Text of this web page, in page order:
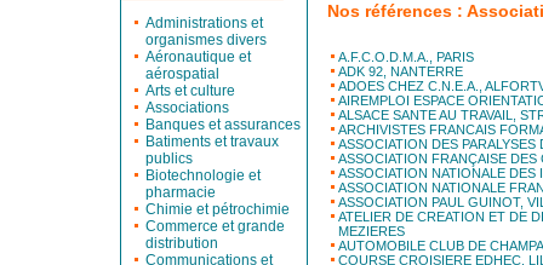
Administrations et
organismes divers
Aéronautique et
aérospatial
Arts et culture
Associations
Banques et assurances
Batiments et travaux
publics
Biotechnologie et
pharmacie
Chimie et pétrochimie
Commerce et grande
distribution
Communications et
Nos références :
A.F.C.O.D.M.A., PARIS
ADK 92, NANTERRE
ADOES CHEZ C.N.E.A.,
AIREMPLOI ESPACE
ALSACE SANTE AU TRAVAIL,
ARCHIVISTES FRANCAIS
ASSOCIATION DES PARALYSES
ASSOCIATION FRANÇAISE
ASSOCIATION NATIONALE DES
ASSOCIATION NATIONALE
ASSOCIATION PAUL GUINOT,
ATELIER DE CREATION ET DE
MEZIERES
AUTOMOBILE CLUB DE
COURSE CROISIERE EDHEC,